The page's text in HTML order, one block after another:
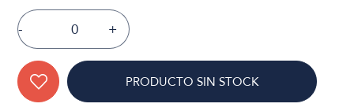
- +
PRODUCTO SIN STOCK